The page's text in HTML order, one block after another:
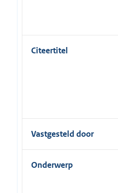
Citeertitel
Vastgesteld door
Onderwerp